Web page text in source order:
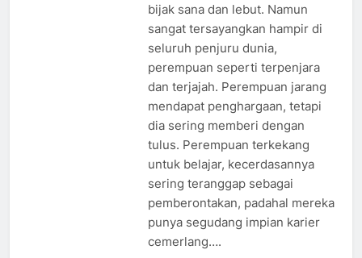
bijak sana dan lebut. Namun
sangat tersayangkan hampir di
seluruh penjuru dunia,
perempuan seperti terpenjara
dan terjajah. Perempuan jarang
mendapat penghargaan, tetapi
dia sering memberi dengan
tulus. Perempuan terkekang
untuk belajar, kecerdasannya
sering teranggap sebagai
pemberontakan, padahal mereka
punya segudang impian karier
cemerlang….